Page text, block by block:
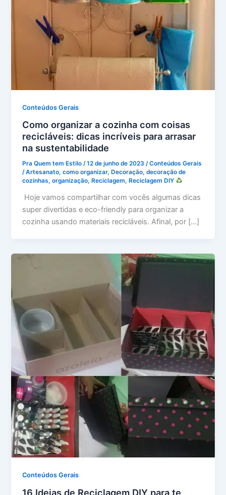
Conteúdos Gerais
Como organizar a cozinha com coisas
recicláveis: dicas incríveis para arrasar
na sustentabilidade
Pra Quem tem Estilo/12 de junho de 2023/Conteúdos Gerais
/Artesanato,como organizar, Decoração,decoração de
cozinhas,organização, Reciclagem, Reciclagem DIY
Hoje vamos compartilhar com vocês algumas dicas
super divertidas e eco-friendly para organizar a
cozinha usando materiais recicláveis. Afinal, por […]
Conteúdos Gerais
16 Ideias de Reciclagem DIY para te